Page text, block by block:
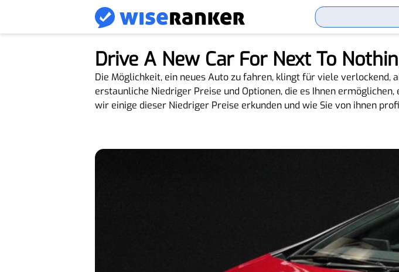
Drive A New Car For Next To
Die Möglichkeit, ein neues Auto zu fahren, klingt für viele verlockend,
erstaunliche Niedriger Preise und Optionen, die es Ihnen
wir einige dieser Niedriger Preise erkunden und wie Sie von ihnen